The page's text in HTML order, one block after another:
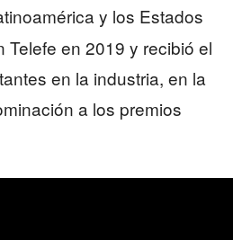
y los Estados
en 2019 y recibió el
en la industria, en la
a los premios